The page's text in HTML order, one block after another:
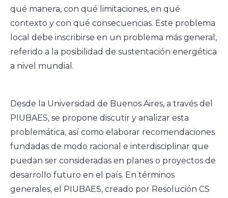
qué manera, con qué limitaciones, en qué
contexto y con qué consecuencias. Este problema
local debe inscribirse en un problema más general,
referido a la posibilidad de sustentación energética
a nivel mundial.
Desde la Universidad de Buenos Aires, a través del
PIUBAES, se propone discutir y analizar esta
problemática, así como elaborar recomendaciones
fundadas de modo racional e interdisciplinar que
puedan ser consideradas en planes o proyectos de
desarrollo futuro en el país. En términos
generales, el PIUBAES, creado por Resolución CS